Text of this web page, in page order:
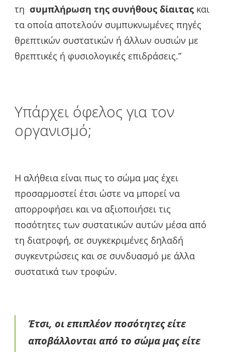
τη συμπλήρωση της συνήθους δίαιτας και
τα οποία αποτελούν συμπυκνωμένες πηγές
θρεπτικών συστατικών ή άλλων ουσιών με
θρεπτικές ή φυσιολογικές επιδράσεις.”
Υπάρχει όφελος για τον
οργανισμό;
Η αλήθεια είναι πως το σώμα μας έχει
προσαρμοστεί έτσι ώστε να μπορεί να
απορροφήσει και να αξιοποιήσει τις
ποσότητες των συστατικών αυτών μέσα από
τη διατροφή, σε συγκεκριμένες δηλαδή
συγκεντρώσεις και σε συνδυασμό με άλλα
συστατικά των τροφών.
Έτσι, οι επιπλέον ποσότητες είτε
αποβάλλονται από το σώμα μας είτε